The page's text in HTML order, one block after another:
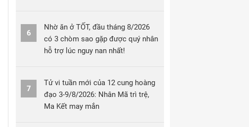
6
Nhờ ăn ở TỐT, đầu tháng 8/2026
có 3 chòm sao gặp được quý nhân
hỗ trợ lúc nguy nan nhất!
7
Tử vi tuần mới của 12 cung hoàng
đạo 3-9/8/2026: Nhân Mã trì trệ,
Ma Kết may mắn